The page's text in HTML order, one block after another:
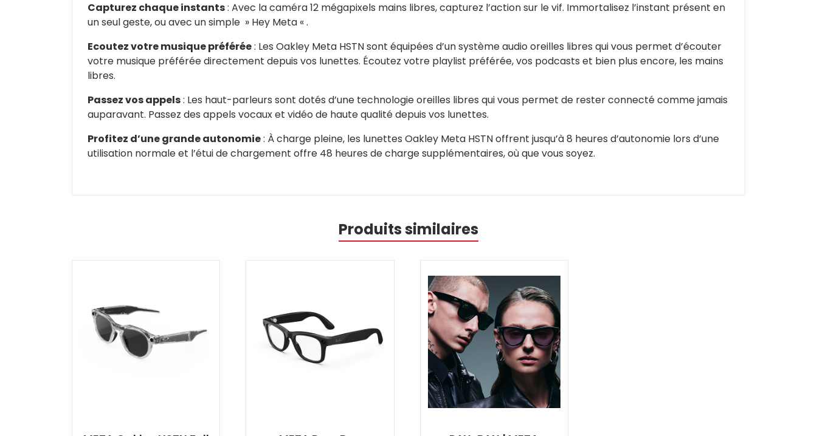
Capturez chaque instants: Avec la caméra 12 mégapixels mains libres, capturez l’action sur le vif. Immortalisez l’instant présent en
un seul geste, ou avec un simple » Hey Meta « .
Ecoutez votre musique préférée: Les Oakley Meta HSTN sont équipées d’un système audio oreilles libres qui vous permet d’écouter
votre musique préférée directement depuis vos lunettes. Écoutez votre playlist préférée, vos podcasts et bien plus encore, les mains
libres.
Passez vos appels: Les haut-parleurs sont dotés d’une technologie oreilles libres qui vous permet de rester connecté comme jamais
auparavant. Passez des appels vocaux et vidéo de haute qualité depuis vos lunettes.
Profitez d’une grande autonomie: À charge pleine, les lunettes Oakley Meta HSTN offrent jusqu’à 8 heures d’autonomie lors d’une
utilisation normale et l’étui de chargement offre 48 heures de charge supplémentaires, où que vous soyez.
Produits similaires